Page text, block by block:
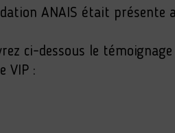
ANAIS était présente
ci-dessous le
VIP :